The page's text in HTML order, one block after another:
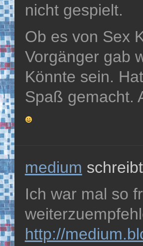
nicht gespielt.
Ob es von Sex
Vorgänger gab
Könnte sein.
Spaß gemacht.
medium
Ich war mal so
http://